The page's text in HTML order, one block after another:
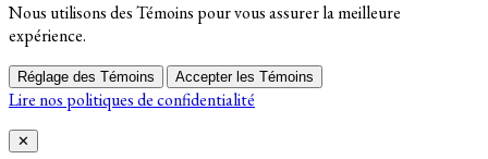
Nous utilisons des Témoins pour vous assurer la meilleure
expérience.
Réglage des Témoins Accepter les Témoins
Lire nos politiques de confidentialité
Close
✕